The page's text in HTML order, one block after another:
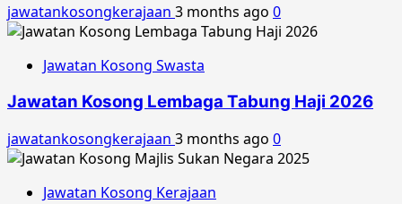
jawatankosongkerajaan 3 months ago 0
Jawatan Kosong Swasta
Jawatan Kosong Lembaga Tabung Haji 2026
jawatankosongkerajaan 3 months ago 0
Jawatan Kosong Kerajaan